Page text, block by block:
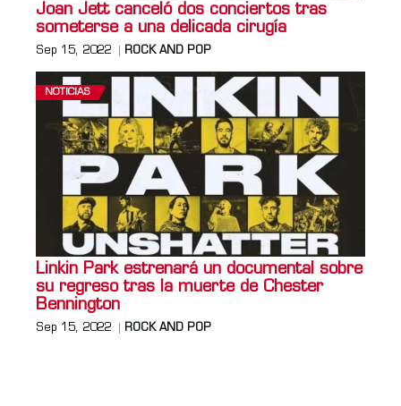
Joan Jett canceló dos conciertos tras
someterse a una delicada cirugía
Sep 15, 2022 ROCK AND POP
NOTICIAS
Linkin Park estrenará un documental sobre
su regreso tras la muerte de Chester
Bennington
Sep 15, 2022 ROCK AND POP